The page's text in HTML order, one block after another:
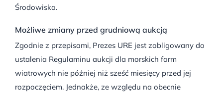
Środowiska.
Możliwe zmiany przed grudniową aukcją
Zgodnie z przepisami, Prezes URE jest zobligowany do
ustalenia Regulaminu aukcji dla morskich farm
wiatrowych nie później niż sześć miesięcy przed jej
rozpoczęciem. Jednakże, ze względu na obecnie